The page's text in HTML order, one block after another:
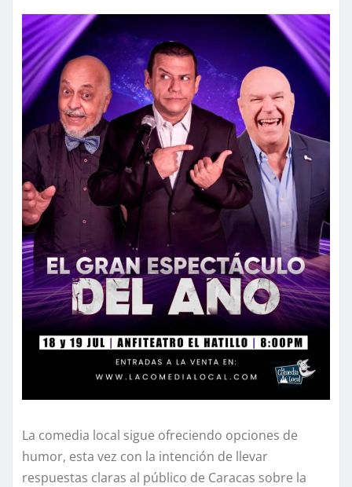
La comedia local sigue ofreciendo opciones de
humor, esta vez con la intención de llevar
respuestas claras al público de Caracas sobre la